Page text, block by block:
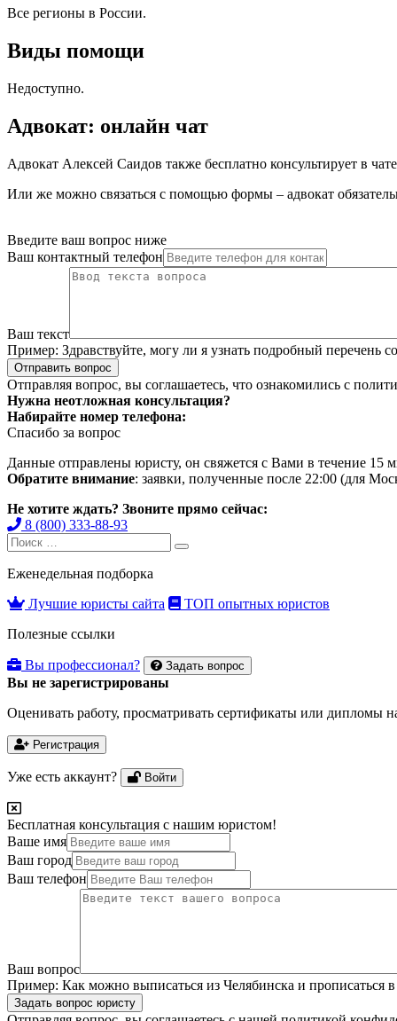
Все регионы в России.
Виды помощи
Недоступно.
Адвокат: онлайн чат
Адвокат Алексей Саидов также бесплатно консультирует в
Или же можно связаться с помощью формы – адвокат
Введите ваш вопрос ниже
Ваш контактный телефон
Ваш текст
Пример: Здравствуйте, могу ли я узнать подробный
Отправить вопрос
Отправляя вопрос, вы соглашаетесь, что ознакомились с
Нужна неотложная консультация?
Набирайте номер телефона:
Спасибо за вопрос
Данные отправлены юристу, он свяжется с Вами в течение 15
Обратите внимание: заявки, полученные после 22:00 (для
Не хотите ждать? Звоните прямо сейчас:
8 (800) 333-88-93
Search
for:
Search
Еженедельная подборка
Лучшие юристы сайта
ТОП опытных юристов
Полезные ссылки
Вы профессионал? Задать вопрос
Вы не зарегистрированы
Оценивать работу, просматривать сертификаты или дипломы
Регистрация
Уже есть аккаунт? Войти
Бесплатная консультация с нашим юристом!
Ваше имя
Ваш город
Ваш телефон
Ваш вопрос
Пример: Как можно выписаться из Челябинска и прописаться
Задать вопрос юристу